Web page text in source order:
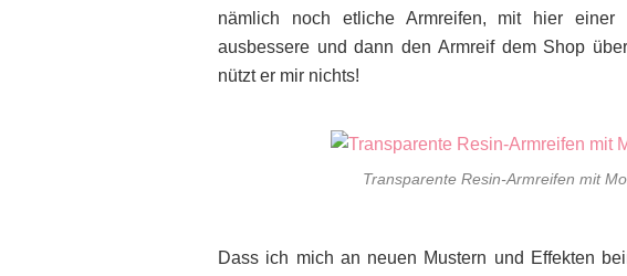
nämlich noch etliche Armreifen, mit hier
ausbessere und dann den Armreif dem Shop
nützt er mir nichts!
Transparente Resin-Armreifen mit
Dass ich mich an neuen Mustern und Effekten